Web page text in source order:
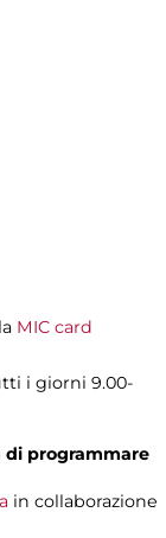
MIC card
i giorni 9.00-
di programmare
in collaborazione